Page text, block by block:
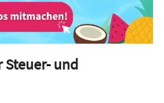
Steuer- und